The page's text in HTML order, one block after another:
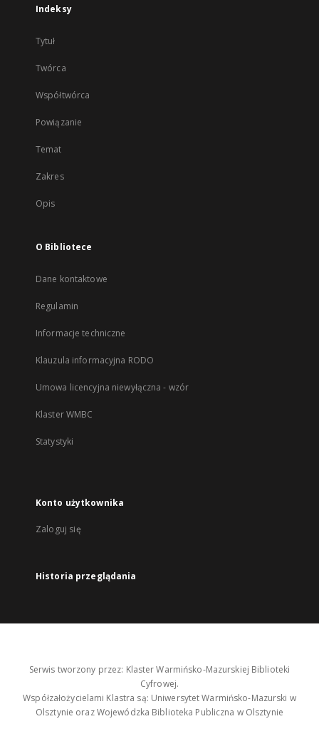
Indeksy
Tytuł
Twórca
Współtwórca
Powiązanie
Temat
Zakres
Opis
O Bibliotece
Dane kontaktowe
Regulamin
Informacje techniczne
Klauzula informacyjna RODO
Umowa licencyjna niewyłączna - wzór
Klaster WMBC
Statystyki
Konto użytkownika
Zaloguj się
Historia przeglądania
Serwis tworzony przez: Klaster Warmińsko-Mazurskiej Biblioteki
Cyfrowej.
Współzałożycielami Klastra są: Uniwersytet Warmińsko-Mazurski w
Olsztynie oraz Wojewódzka Biblioteka Publiczna w Olsztynie